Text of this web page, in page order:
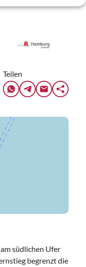
Teilen
südlichen Ufer
begrenzt die